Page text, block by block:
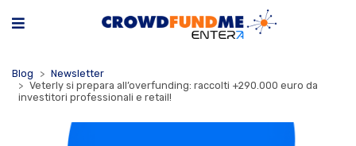
Blog
Newsletter
Veterly si prepara all’overfunding: raccolti +290.000 euro da
investitori professionali e retail!